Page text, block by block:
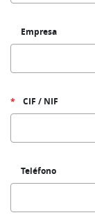
Empresa
CIF / NIF
Teléfono